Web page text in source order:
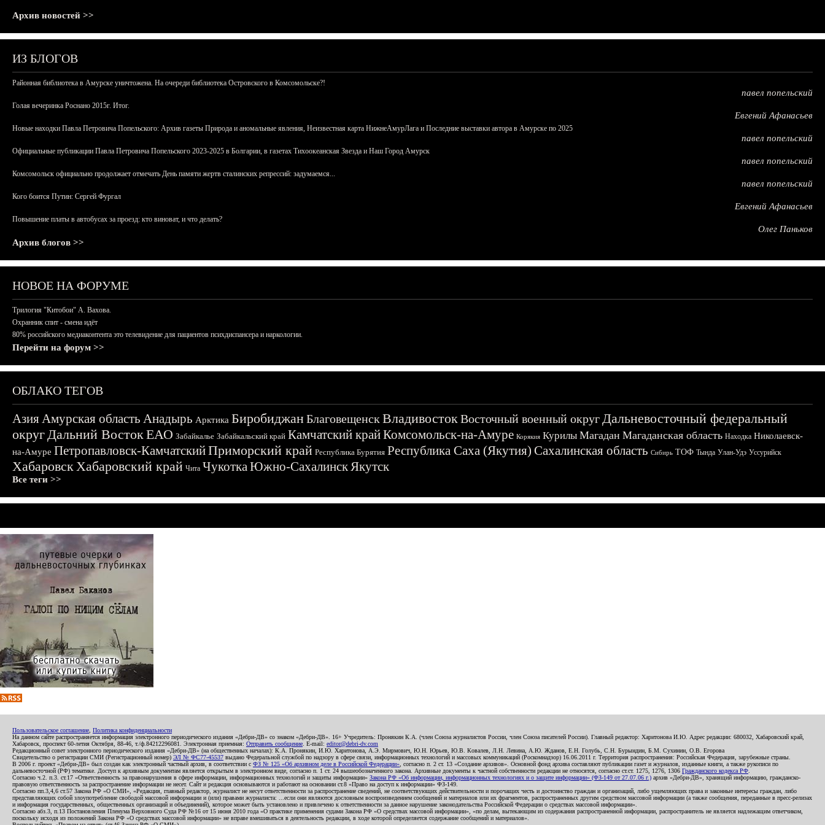
Архив новостей >>
ИЗ БЛОГОВ
Районная библиотека в Амурске уничтожена. На очереди библиотека Островского в Комсомольске?!
павел попельский
Голая вечеринка Роснано 2015г. Итог.
Евгений Афанасьев
Новые находки Павла Петровича Попельского: Архив газеты Природа и аномальные явления, Неизвестная карта НижнеАмурЛага и Последние выставки автора в Амурске по 2025
павел попельский
Официальные публикации Павла Петровича Попельского 2023-2025 в Болгарии, в газетах Тихоокеанская Звезда и Наш Город Амурск
павел попельский
Комсомольск официально продолжает отмечать День памяти жертв сталинских репрессий: задумаемся...
павел попельский
Кого боится Путин: Сергей Фургал
Евгений Афанасьев
Повышение платы в автобусах за проезд: кто виноват, и что делать?
Олег Паньков
Архив блогов >>
НОВОЕ НА ФОРУМЕ
Трилогия "Китобои" А. Вахова.
Охранник спит - смена идёт
80% российского медиаконтента это телевидение для пациентов психдиспансера и наркологии.
Перейти на форум >>
ОБЛАКО ТЕГОВ
АзияАмурская область Анадырь Арктика БиробиджанБлаговещенскВладивостокВосточный военный округДальневосточный федеральный
округДальний ВостокЕАО Забайкалье Забайкальский край Камчатский крайКомсомольск-на-Амуре Корякия Курилы Магадан Магаданская область Находка Николаевск-
на-Амуре Петропавловск-КамчатскийПриморский край Республика Бурятия Республика Саха (Якутия) Сахалинская область Сибирь ТОФ Тында Улан-Удэ Уссурийск
ХабаровскХабаровский край Чита ЧукоткаЮжно-СахалинскЯкутск
Все теги >>
Пользовательское соглашение Политика конфиденциальности
На данном сайте распространяется информация электронного периодического издания «Дебри-ДВ» со знаком «Дебри-ДВ». 16+ Учредитель: Пронякин К.А. (член Союза журналистов России, член Союза писателей России). Главный редактор: Харитонова И.Ю. Адрес редакции: 680032, Хабаровский край,
Хабаровск, проспект 60-летия Октября, 88-46, т./ф.84212296081. Электронная приемная: Отправить сообщение . E-mail: editor@debri-dv.com
Редакционный совет электронного периодического издания «Дебри-ДВ» (на общественных началах): К.А. Пронякин, И.Ю. Харитонова, А.Э. Мирмович, Ю.Н. Юрьев, Ю.В. Ковалев, Л.Н. Левина, А.Ю. Жданов, Е.Н. Голубь, С.Н. Бурындин, Б.М. Сухинин, О.В. Егорова
Свидетельство о регистрации СМИ (Регистрационный номер) ЭЛ № ФС77-45537 выдано Федеральной службой по надзору в сфере связи, информационных технологий и массовых коммуникаций (Роскомнадзор) 16.06.2011 г. Территория распространения: Российская Федерация, зарубежные страны.
В 2006 г. проект «Дебри-ДВ» был создан как электронный частный архив, в соответствии с ФЗ № 125 «Об архивном деле в Российской Федерации» , согласно п. 2 ст. 13 «Создание архивов». Основной фонд архива составляют публикации газет и журналов, изданные книги, а также рукописи по
дальневосточной (РФ) тематике. Доступ к архивным документам является открытым в электронном виде, согласно п. 1 ст. 24 вышеобозначенного закона. Архивные документы к частной собственности редакции не относятся, согласно ст.ст. 1275, 1276, 1306 Гражданского кодекса РФ
Согласно ч.2. п.3. ст.17 «Ответственность за правонарушения в сфере информации, информационных технологий и защиты информации» Закона РФ «Об информации, информационных технологиях и о защите информации» (ФЗ-149 от 27.07.06 г.) архив «Дебри-ДВ», хранящий информацию, гражданско-
правовую ответственность за распространение информации не несет. Сайт и редакция основываются и работают на основании ст.8 «Право на доступ к информации» ФЗ-149.
Согласно пп.3,4,6 ст.57 Закона РФ «О СМИ», «Редакция, главный редактор, журналист не несут ответственности за распространение сведений, не соответствующих действительности и порочащих честь и достоинство граждан и организаций, либо ущемляющих права и законные интересы граждан, либо
представляющих собой злоупотребление свободой массовой информации и (или) правами журналиста: ...если они являются дословным воспроизведением сообщений и материалов или их фрагментов, распространенных другим средством массовой информации (а также сообщения, переданные в пресс-релизах
и информация государственных, общественных организаций и объединений), которое может быть установлено и привлечено к ответственности за данное нарушение законодательства Российской Федерации о средствах массовой информации».
Согласно абз.3, п.13 Постановления Пленума Верховного Суда РФ №16 от 15 июня 2010 года «О практике применения судами Закона РФ «О средствах массовой информации», «по делам, вытекающим из содержания распространенной информации, распространитель не является надлежащим ответчиком,
поскольку исходя из положений Закона РФ «О средствах массовой информации» не вправе вмешиваться в деятельность редакции, в ходе которой определяется содержание сообщений и материалов».